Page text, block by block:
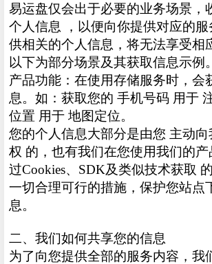
易运盘仅会出于必要的业务场景，
个人信息 ，以便向你提供对应的
供相关的个人信息，将无法享受相
以下为部分场景及其获取信息示例。
产品功能：在使用存储服务时，会
息。如：获取您的 手机号码 用于
位置 用于 地图定位。
您的个人信息大部分是由您 主动
权 的，也有我们在您使用我们的产
过Cookies、SDK及类似技术获取
一切合理可行的措施，保护您站点
息。
二、我们如何共享您的信息
为了向您提供全部的服务内容，我